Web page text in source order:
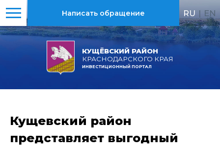
КУЩЁВСКИЙ РАЙОН
КРАСНОДАРСКОГО КРАЯ
ИНВЕСТИЦИОННЫЙ ПОРТАЛ
Написать обращение RU | EN
Кущевский район
представляет выгодный